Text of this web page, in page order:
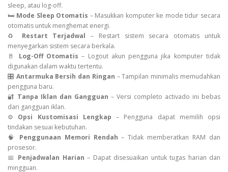
sleep, atau log-off.
🛏️ Mode Sleep Otomatis – Masukkan komputer ke mode tidur secara
otomatis untuk menghemat energi.
♻️ Restart Terjadwal – Restart sistem secara otomatis untuk
menyegarkan sistem secara berkala.
🚪 Log-Off Otomatis – Logout akun pengguna jika komputer tidak
digunakan dalam waktu tertentu.
🎛️ Antarmuka Bersih dan Ringan – Tampilan minimalis memudahkan
pengguna baru.
🔐 Tanpa Iklan dan Gangguan – Versi completo activado ini bebas
dari gangguan iklan.
⚙️ Opsi Kustomisasi Lengkap – Pengguna dapat memilih opsi
tindakan sesuai kebutuhan.
🧠 Penggunaan Memori Rendah – Tidak memberatkan RAM dan
prosesor.
📅 Penjadwalan Harian – Dapat disesuaikan untuk tugas harian dan
mingguan.